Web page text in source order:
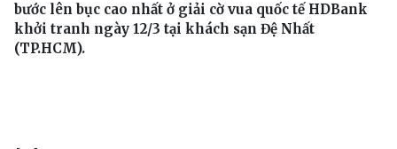
bước lên bục cao nhất ở giải cờ vua quốc tế HDBank
khởi tranh ngày 12/3 tại khách sạn Đệ Nhất
(TP.HCM).